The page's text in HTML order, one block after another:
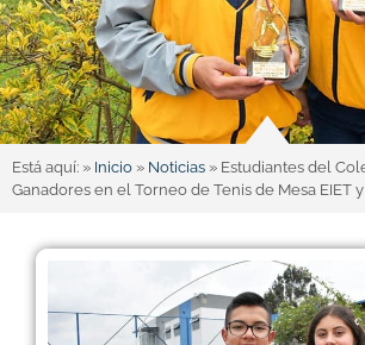
Está aquí: » Inicio » Noticias » Estudiantes del
Ganadores en el Torneo de Tenis de Mesa EIET y